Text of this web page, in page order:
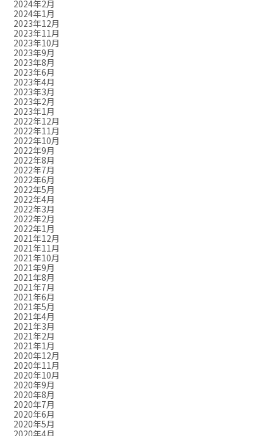
2024年2月
2024年1月
2023年12月
2023年11月
2023年10月
2023年9月
2023年8月
2023年6月
2023年4月
2023年3月
2023年2月
2023年1月
2022年12月
2022年11月
2022年10月
2022年9月
2022年8月
2022年7月
2022年6月
2022年5月
2022年4月
2022年3月
2022年2月
2022年1月
2021年12月
2021年11月
2021年10月
2021年9月
2021年8月
2021年7月
2021年6月
2021年5月
2021年4月
2021年3月
2021年2月
2021年1月
2020年12月
2020年11月
2020年10月
2020年9月
2020年8月
2020年7月
2020年6月
2020年5月